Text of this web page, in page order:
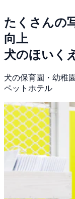
たくさんの
向上
犬のほいく
犬の保育園・幼稚園
ペットホテル